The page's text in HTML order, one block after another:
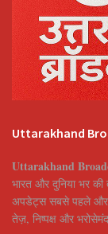
Uttarakhand
Uttarakhand
भारत और दुनिया भर
अपडेट्स सबसे पहले और
तेज़, निष्पक्ष और